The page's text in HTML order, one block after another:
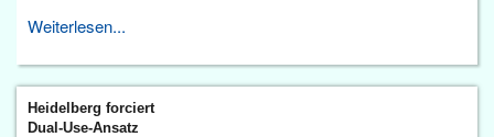
Weiterlesen...
Heidelberg forciert
Dual-Use-Ansatz